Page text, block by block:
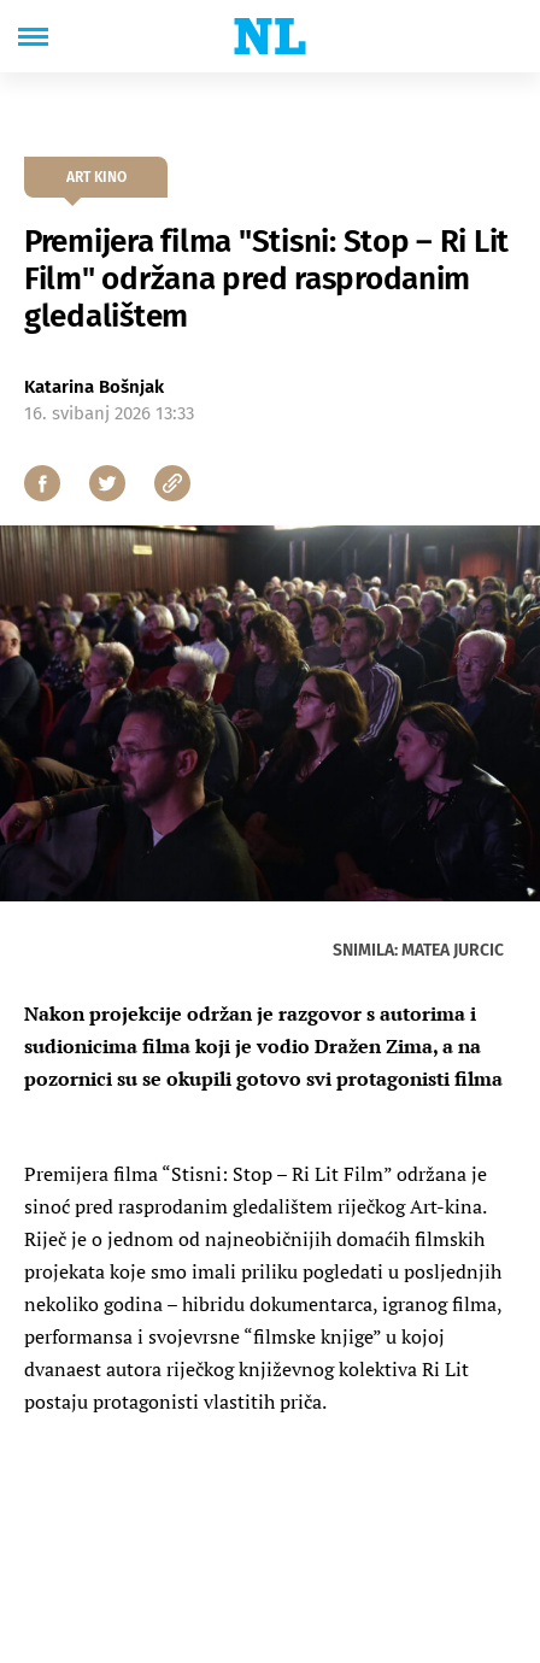
ART KINO
Premijera filma "Stisni: Stop – Ri Lit
Film" održana pred rasprodanim
gledalištem
Katarina Bošnjak
16. svibanj 2026 13:33
SNIMILA: MATEA JURCIC
Nakon projekcije održan je razgovor s autorima i
sudionicima filma koji je vodio Dražen Zima, a na
pozornici su se okupili gotovo svi protagonisti filma
Premijera filma “Stisni: Stop – Ri Lit Film” održana je
sinoć pred rasprodanim gledalištem riječkog Art-kina.
Riječ je o jednom od najneobičnijih domaćih filmskih
projekata koje smo imali priliku pogledati u posljednjih
nekoliko godina – hibridu dokumentarca, igranog filma,
performansa i svojevrsne “filmske knjige” u kojoj
dvanaest autora riječkog književnog kolektiva Ri Lit
postaju protagonisti vlastitih priča.